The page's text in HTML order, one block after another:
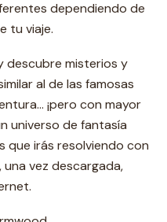
dependiendo de
tu viaje.
descubre misterios y
al de las famosas
¡pero con mayor
universo de fantasía
que irás resolviendo con
vez descargada,